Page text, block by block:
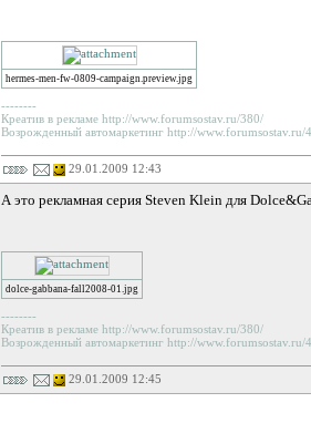
hermes-men-fw-0809-campaign.preview.jpg
--------
Креатив в рекламе http://www.forumsostav.ru/380/
Возрожденный автомаркетинг http://www.forumsostav.ru/
29.01.2009 12:43
А это рекламная серия Steven Klein для
dolce-gabbana-fall2008-01.jpg
--------
Креатив в рекламе http://www.forumsostav.ru/380/
Возрожденный автомаркетинг http://www.forumsostav.ru/
29.01.2009 12:45